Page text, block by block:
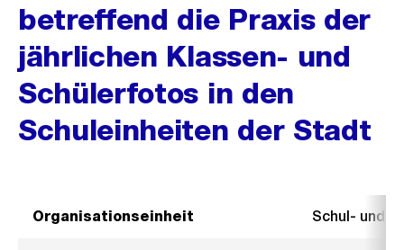
betreffend die Praxis der
jährlichen Klassen- und
Schülerfotos in den
Schuleinheiten der Stadt
Organisationseinheit Schul- und